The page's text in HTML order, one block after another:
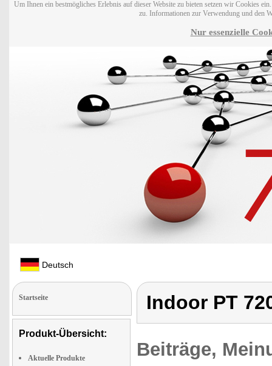
Um Ihnen ein bestmögliches Erlebnis auf dieser Website zu bieten setzen wir Cookies
zu. Informationen zur Verwendung und den
Nur essenzielle
Deutsch
Startseite
Produkt-Übersicht:
Aktuelle Produkte
Indoor PT
Beiträge,